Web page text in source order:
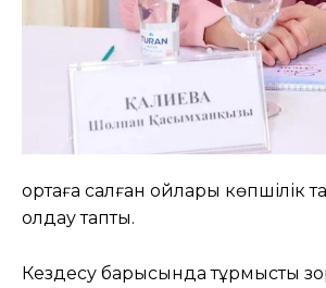
ортаға салған ойлары көпшілік
қолдау тапты.
Кездесу барысында тұрмыстық